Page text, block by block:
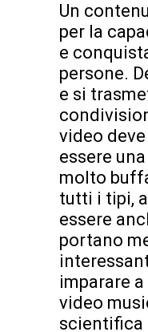
Un
per la
e
persone.
e si
video
essere
molto
tutti i tipi,
essere
portano
imparare
video
scientifica